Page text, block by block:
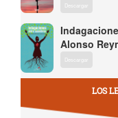
Descargar
Alonso
Descargar
LOS